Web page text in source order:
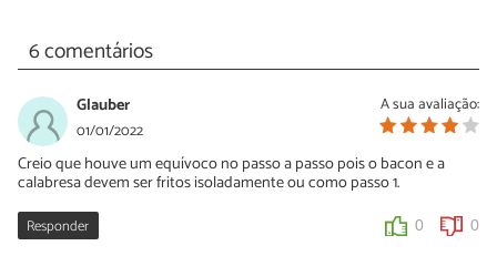
6 comentários
A sua avaliação:
Glauber
01/01/2022
Creio que houve um equívoco no passo a passo pois o bacon e a
calabresa devem ser fritos isoladamente ou como passo 1.
Responder 0 0